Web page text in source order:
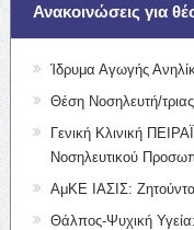
Ανακοινώσεις για
Ίδρυμα Αγωγής
Θέση Νοσηλευτή/
Γενική Κλινική
Νοσηλευτικού
ΑμΚΕ ΙΑΣΙΣ:
Θάλπος-Ψυχική